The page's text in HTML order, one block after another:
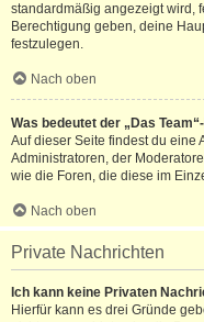
standardmäßig angezeigt wird,
Berechtigung geben, deine
festzulegen.
Nach oben
Was bedeutet der „Das
Auf dieser Seite findest du eine
Administratoren, der
wie die Foren, die diese im
Nach oben
Private Nachrichten
Ich kann keine Privaten
Hierfür kann es drei Gründe